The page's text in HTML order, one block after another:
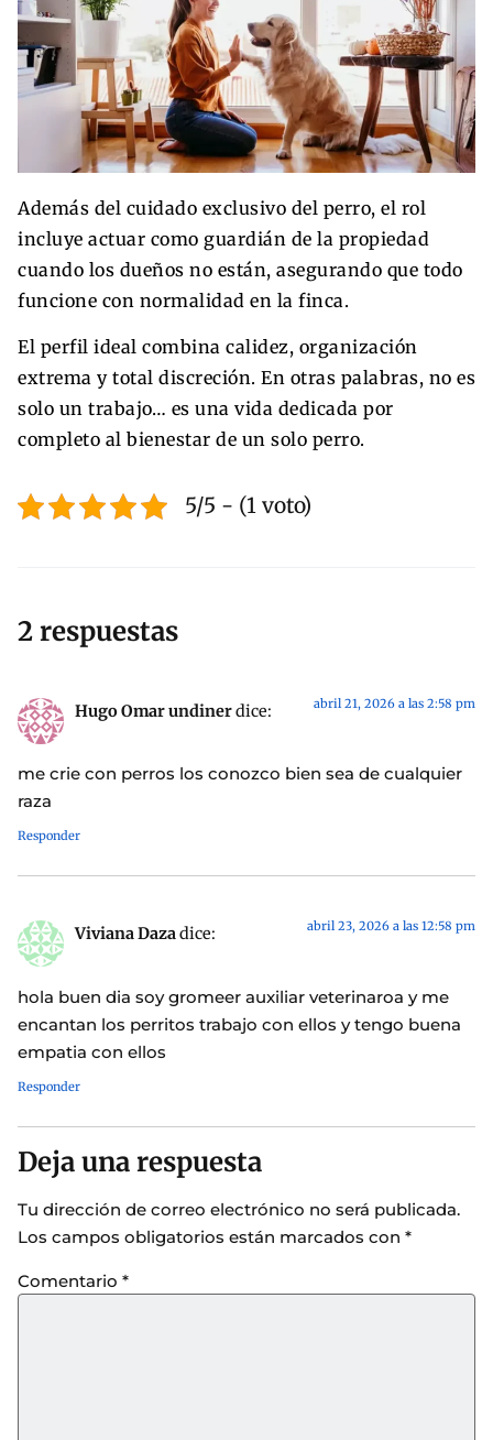
Además del cuidado exclusivo del perro, el rol
incluye actuar como guardián de la propiedad
cuando los dueños no están, asegurando que todo
funcione con normalidad en la finca.
El perfil ideal combina calidez, organización
extrema y total discreción. En otras palabras, no es
solo un trabajo… es una vida dedicada por
completo al bienestar de un solo perro.
5/5 - (1 voto)
2 respuestas
Hugo Omar undinerdice: abril 21, 2026 a las 2:58 pm
me crie con perros los conozco bien sea de cualquier
raza
Responder
Viviana Dazadice: abril 23, 2026 a las 12:58 pm
hola buen dia soy gromeer auxiliar veterinaroa y me
encantan los perritos trabajo con ellos y tengo buena
empatia con ellos
Responder
Deja una respuesta
Tu dirección de correo electrónico no será publicada.
Los campos obligatorios están marcados con *
Comentario *